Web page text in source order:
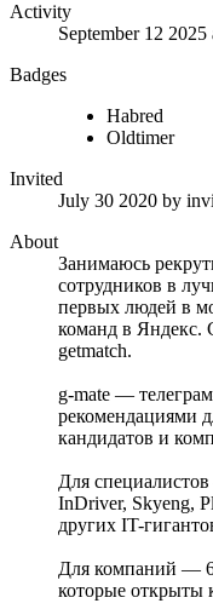
Activity
September 12 2025
Badges
Habred
Oldtimer
Invited
July 30 2020 by
About
Занимаюсь
сотрудников в
первых людей в
команд в Яндекс.
getmatch.
g-mate —
рекомендациями
кандидатов и
Для
InDriver, Skyeng,
других IT-
Для компаний —
которые открыты